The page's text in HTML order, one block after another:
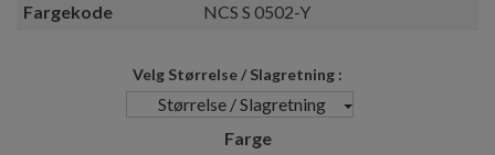
Fargekode
NCS S 0502-Y
Størrelse / Slagretning
Størrelse / Slagretning
Farge